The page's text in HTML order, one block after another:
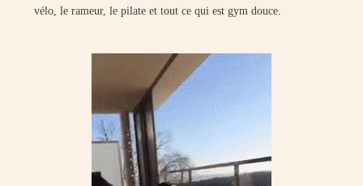
vélo, le rameur, le pilate et tout ce qui est gym douce.